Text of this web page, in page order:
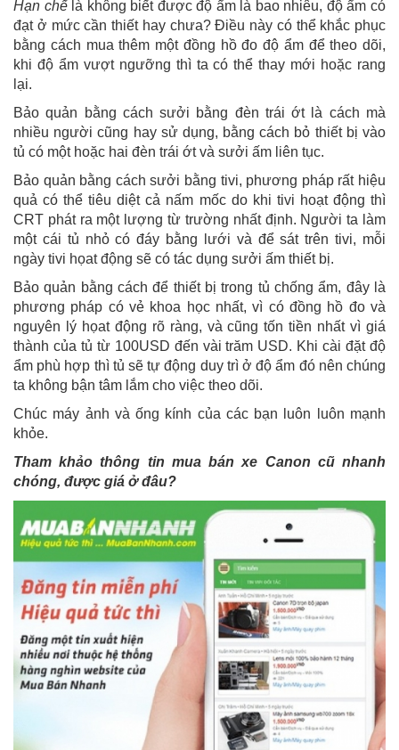
Hạn chếlà không biết được độ ẩm là bao nhiêu, độ ẩm có
đạt ở mức cần thiết hay chưa? Điều này có thể khắc phục
bằng cách mua thêm một đồng hồ đo độ ẩm để theo dõi,
khi độ ẩm vượt ngưỡng thì ta có thể thay mới hoặc rang
lại.
Bảo quản bằng cách sưởi bằng đèn trái ớt là cách mà
nhiều người cũng hay sử dụng, bằng cách bỏ thiết bị vào
tủ có một hoặc hai đèn trái ớt và sưởi ấm liên tục.
Bảo quản bằng cách sưởi bằng tivi, phương pháp rất hiệu
quả có thể tiêu diệt cả nấm mốc do khi tivi hoạt động thì
CRT phát ra một lượng từ trường nhất định. Người ta làm
một cái tủ nhỏ có đáy bằng lưới và để sát trên tivi, mỗi
ngày tivi họat động sẽ có tác dụng sưởi ấm thiết bị.
Bảo quản bằng cách để thiết bị trong tủ chống ẩm, đây là
phương pháp có vẻ khoa học nhất, vì có đồng hồ đo và
nguyên l‎ý họat động rõ ràng, và cũng tốn tiền nhất vì giá
thành của tủ từ 100USD đến vài trăm USD. Khi cài đặt độ
ẩm phù hợp thì tủ sẽ tự động duy trì ở độ ẩm đó nên chúng
ta không bận tâm lắm cho việc theo dõi.
Chúc máy ảnh và ống kính của các bạn luôn luôn mạnh
khỏe.
Tham khảo thông tin mua bán xe Canon cũ nhanh
chóng, được giá ở đâu?